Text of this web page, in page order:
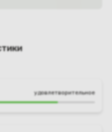
удовлетворительное